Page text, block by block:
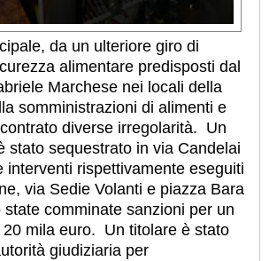
da un ulteriore giro di
alimentare predisposti dal
Marchese nei locali della
somministrazioni di alimenti e
diverse irregolarità. Un
stato sequestrato in via Candelai
interventi rispettivamente eseguiti
via Sedie Volanti e piazza Bara
comminate sanzioni per un
20 mila euro. Un titolare è stato
giudiziaria per